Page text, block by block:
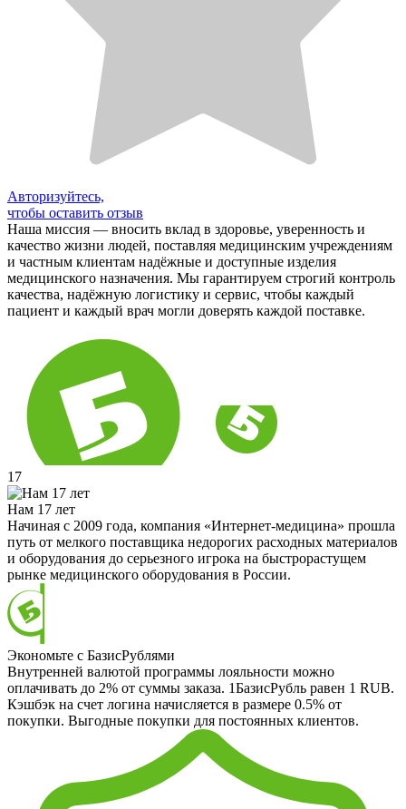
Авторизуйтесь,
чтобы оставить отзыв
Наша миссия — вносить вклад в здоровье, уверенность и
качество жизни людей, поставляя медицинским учреждениям
и частным клиентам надёжные и доступные изделия
медицинского назначения. Мы гарантируем строгий контроль
качества, надёжную логистику и сервис, чтобы каждый
пациент и каждый врач могли доверять каждой поставке.
17
Нам 17 лет
Начиная с 2009 года, компания «Интернет-медицина» прошла
путь от мелкого поставщика недорогих расходных материалов
и оборудования до серьезного игрока на быстрорастущем
рынке медицинского оборудования в России.
Экономьте с БазисРублями
Внутренней валютой программы лояльности можно
оплачивать до 2% от суммы заказа. 1БазисРубль равен 1 RUB.
Кэшбэк на счет логина начисляется в размере 0.5% от
покупки. Выгодные покупки для постоянных клиентов.